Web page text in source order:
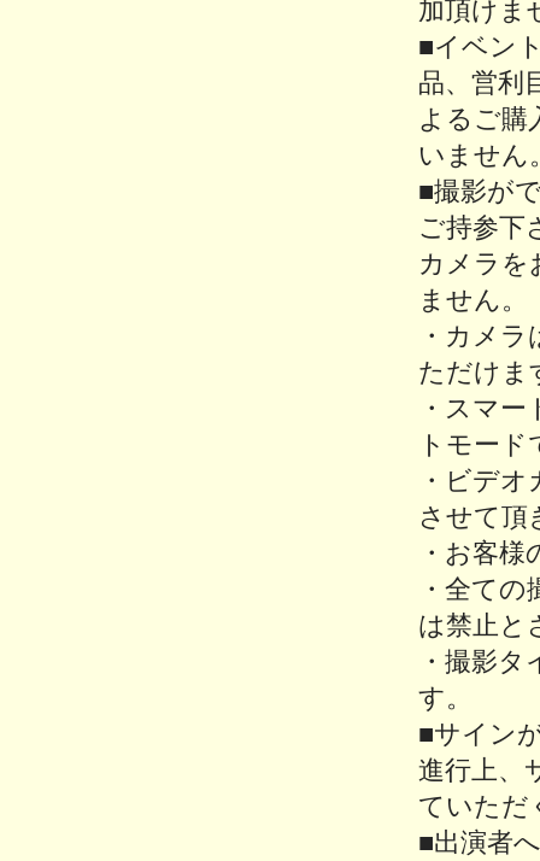
加頂けま
■イベン
品、営利
よるご購
いません
■撮影が
ご持参下
カメラを
ません。
・カメ
ただけま
・スマ
トモー
・ビデ
させて頂
・お客
・全て
は禁止と
・撮影
す。
■サイン
進行上、
ていただ
■出演者